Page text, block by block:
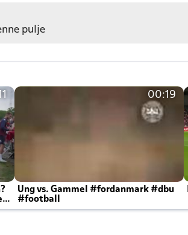
pulje
00:19
Ung vs. Gammel #fordanmark #dbu
#football